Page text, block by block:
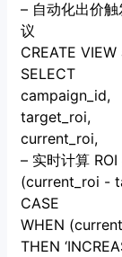
– 自动化出价
议
CREATE
SELECT
campaign_id,
target_roi,
current_roi,
– 实时计算
(current_roi -
CASE
WHEN
THEN